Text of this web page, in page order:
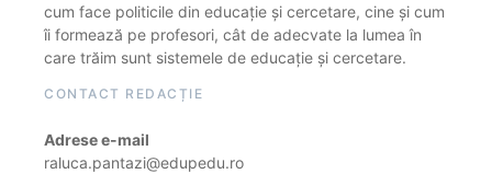
cum face politicile din educație și cercetare, cine și cum
îi formează pe profesori, cât de adecvate la lumea în
care trăim sunt sistemele de educație și cercetare.
CONTACT REDACȚIE
Adrese e-mail
raluca.pantazi@edupedu.ro